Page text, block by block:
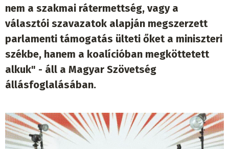
nem a szakmai rátermettség, vagy a
választói szavazatok alapján megszerzett
parlamenti támogatás ülteti őket a miniszteri
székbe, hanem a koalícióban megköttetett
alkuk" - áll a Magyar Szövetség
állásfoglalásában.